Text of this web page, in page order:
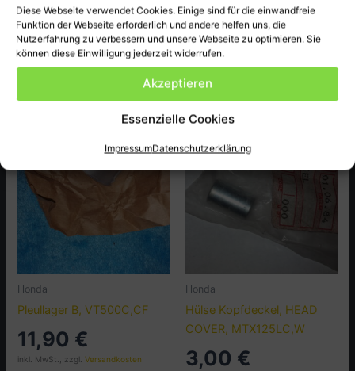
Diese Webseite verwendet Cookies. Einige sind für die einwandfreie
Funktion der Webseite erforderlich und andere helfen uns, die
Nutzerfahrung zu verbessern und unsere Webseite zu optimieren. Sie
können diese Einwilligung jederzeit widerrufen.
Akzeptieren
Essenzielle Cookies
ImpressumDatenschutzerklärung
Honda Original Ersatzteil NEU, passend für CB400N,NZ
ect.
Ähnliche Produkte
Honda
Pleullager B, VT500C,CF
11,90 €
inkl. MwSt., zzgl.Versandkosten
Honda
Hülse Kopfdeckel, HEAD
COVER, MTX125LC,W
3,00 €